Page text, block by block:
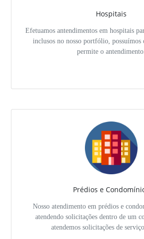
Hospitais
Efetuamos antendimentos em hospitais
inclusos no nosso portfólio, possuímos
permite o antendimento.
Prédios e
Nosso atendimento em prédios e
atendendo solicitações dentro de um
atendemos solicitações de